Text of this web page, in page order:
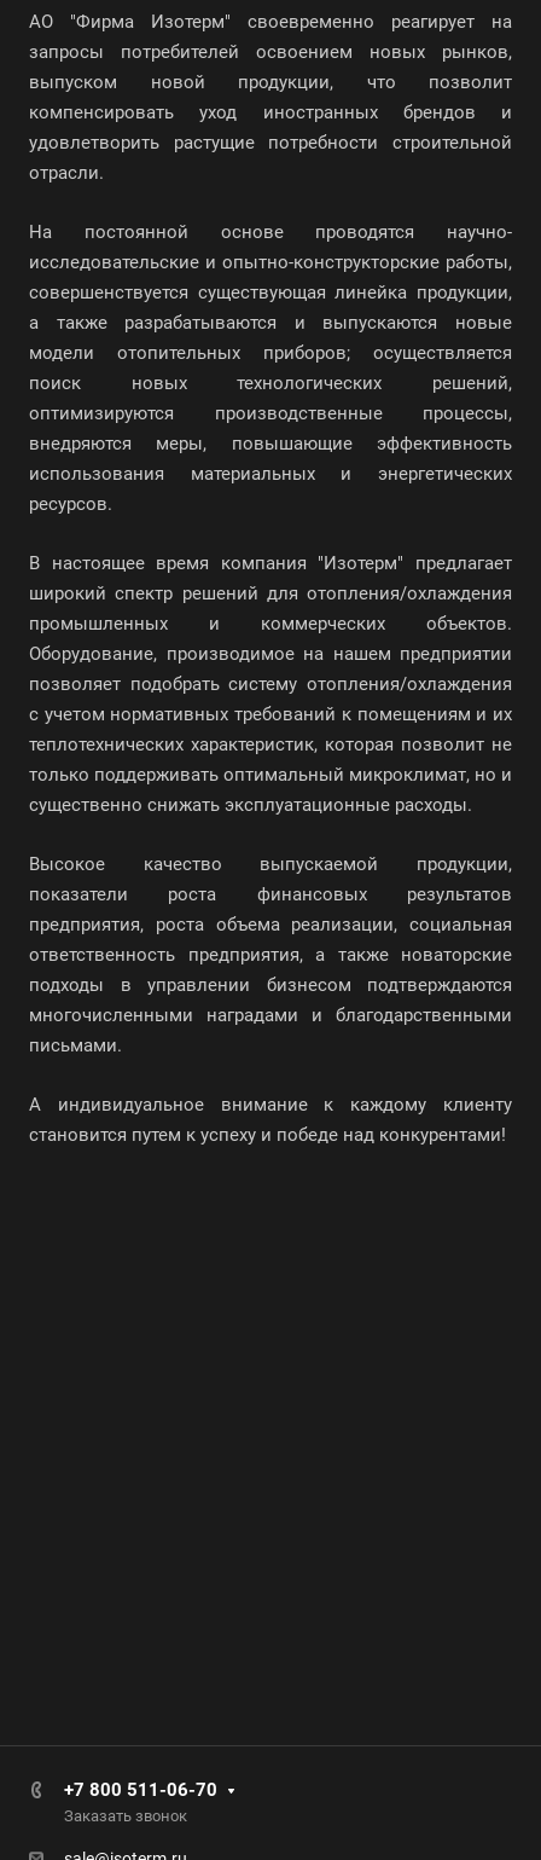
АО "Фирма Изотерм" своевременно реагирует на
запросы потребителей освоением новых рынков,
выпуском новой продукции, что позволит
компенсировать уход иностранных брендов и
удовлетворить растущие потребности строительной
отрасли.
На постоянной основе проводятся научно-
исследовательские и опытно-конструкторские работы,
совершенствуется существующая линейка продукции,
а также разрабатываются и выпускаются новые
модели отопительных приборов; осуществляется
поиск новых технологических решений,
оптимизируются производственные процессы,
внедряются меры, повышающие эффективность
использования материальных и энергетических
ресурсов.
В настоящее время компания "Изотерм" предлагает
широкий спектр решений для отопления/охлаждения
промышленных и коммерческих объектов.
Оборудование, производимое на нашем предприятии
позволяет подобрать систему отопления/охлаждения
с учетом нормативных требований к помещениям и их
теплотехнических характеристик, которая позволит не
только поддерживать оптимальный микроклимат, но и
существенно снижать эксплуатационные расходы.
Высокое качество выпускаемой продукции,
показатели роста финансовых результатов
предприятия, роста объема реализации, социальная
ответственность предприятия, а также новаторские
подходы в управлении бизнесом подтверждаются
многочисленными наградами и благодарственными
письмами.
А индивидуальное внимание к каждому клиенту
становится путем к успеху и победе над конкурентами!
+7 800 511-06-70
Заказать звонок